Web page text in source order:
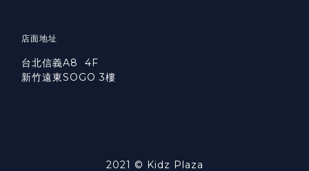
店面地址
台北信義A8 4F
新竹遠東SOGO 3樓
2021 © Kidz Plaza